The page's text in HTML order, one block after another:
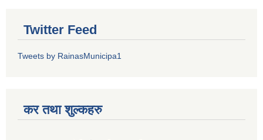
Twitter Feed
Tweets by RainasMunicipa1
कर तथा शुल्कहरु